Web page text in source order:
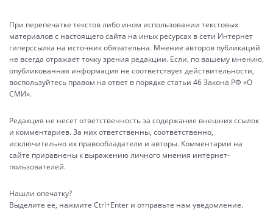
При перепечатке текстов либо ином использовании текстовых
материалов с настоящего сайта на иных ресурсах в сети Интернет
гиперссылка на источник обязательна. Мнение авторов публикаций
не всегда отражает точку зрения редакции. Если, по вашему мнению,
опубликованная информация не соответствует действительности,
воспользуйтесь правом на ответ в порядке статьи 46 Закона РФ «О
СМИ».
Редакция не несет ответственность за содержание внешних ссылок
и комментариев. За них ответственны, соответственно,
исключительно их правообладатели и авторы. Комментарии на
сайте приравнены к выражению личного мнения интернет-
пользователей.
Нашли опечатку?
Выделите её, нажмите Ctrl+Enter и отправьте нам уведомление.